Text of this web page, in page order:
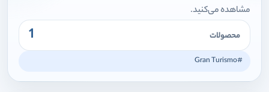
مشاهده می‌کنید.
محصولات 1
#Gran Turismo